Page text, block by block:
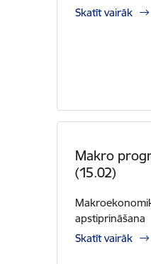
Skatīt vairāk
Makro
(15.02)
apstiprināšana
Skatīt vairāk